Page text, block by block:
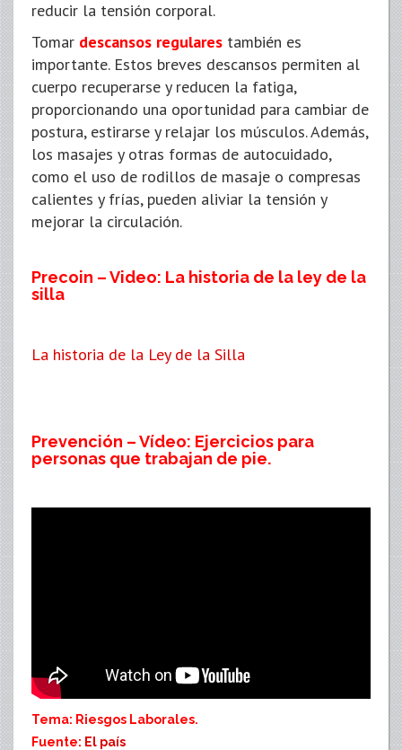
reducir la tensión corporal.
Tomar descansos regulares también es
importante. Estos breves descansos permiten al
cuerpo recuperarse y reducen la fatiga,
proporcionando una oportunidad para cambiar de
postura, estirarse y relajar los músculos. Además,
los masajes y otras formas de autocuidado,
como el uso de rodillos de masaje o compresas
calientes y frías, pueden aliviar la tensión y
mejorar la circulación.
Precoin – Video: La historia de la ley de la
silla
La historia de la Ley de la Silla
Prevención – Vídeo: Ejercicios para
personas que trabajan de pie.
Tema: Riesgos Laborales.
Fuente: El país